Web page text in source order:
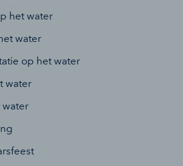
het water
water
op het water
water
water